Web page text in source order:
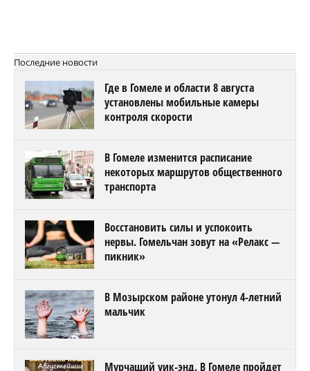
Последние новости
Где в Гомеле и области 8 августа
установлены мобильные камеры
контроля скорости
В Гомеле изменится расписание
некоторых маршрутов общественного
транспорта
Восстановить силы и успокоить
нервы. Гомельчан зовут на «Релакс —
пикник»
В Мозырском районе утонул 4-летний
мальчик
Мурчащий уик-энд. В Гомеле пройдет